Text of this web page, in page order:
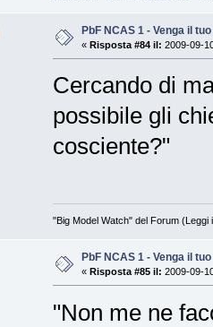
PbF NCAS 1 - Venga il
« Risposta #84 il: 2009-09-
Cercando di
possibile gli
cosciente?"
"Big Model Watch" del Forum
PbF NCAS 1 - Venga il
« Risposta #85 il: 2009-09-
"Non me ne